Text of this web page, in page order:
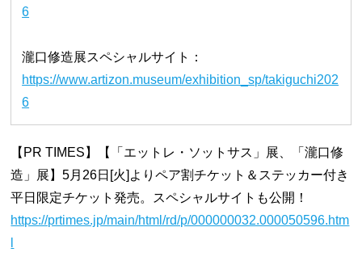
6
瀧口修造展スペシャルサイト：
https://www.artizon.museum/exhibition_sp/takiguchi202
6
【PR TIMES】【「エットレ・ソットサス」展、「瀧口修
造」展】5月26日[火]よりペア割チケット＆ステッカー付き
平日限定チケット発売。スペシャルサイトも公開！
https://prtimes.jp/main/html/rd/p/000000032.000050596.htm